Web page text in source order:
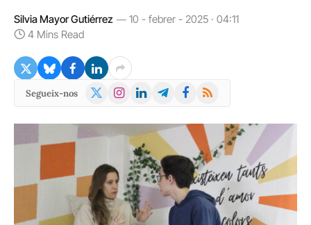
Silvia Mayor Gutiérrez
10 - febrer - 2025 · 04:11
4 Mins Read
Segueix-nos
X
Instagram
LinkedInTelegramFacebook
RSS